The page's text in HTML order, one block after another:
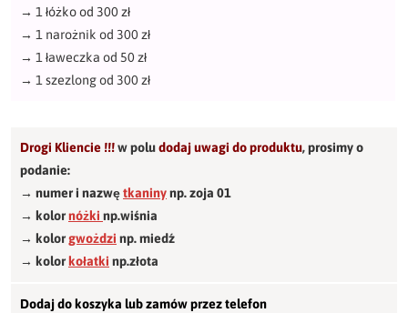
→ 1 łóżko od 300 zł
→ 1 narożnik od 300 zł
→ 1 ławeczka od 50 zł
→ 1 szezlong od 300 zł
Drogi Kliencie !!!w poludodaj uwagi do produktu,prosimy o
podanie:
→ numer i nazwętkaninynp. zoja 01
→ kolornóżki np.wiśnia
→ kolorgwożdzi np. miedź
→ kolorkołatki np.złota
Dodaj do koszyka lub zamów przez telefon